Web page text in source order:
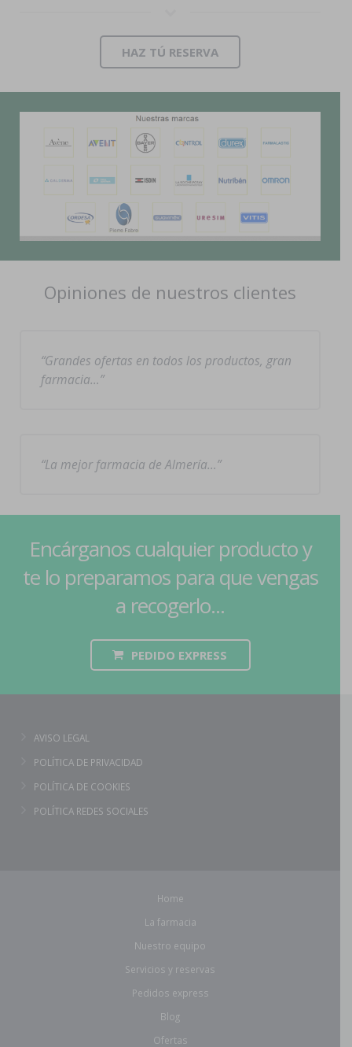
HAZ TÚ RESERVA
Opiniones de nuestros clientes
Grandes ofertas en todos los productos, gran
farmacia…
La mejor farmacia de Almería…
Encárganos cualquier producto y
te lo preparamos para que vengas
a recogerlo...
PEDIDO EXPRESS
AVISO LEGAL
POLÍTICA DE PRIVACIDAD
POLÍTICA DE COOKIES
POLÍTICA REDES SOCIALES
Home
La farmacia
Nuestro equipo
Servicios y reservas
Pedidos express
Blog
Ofertas